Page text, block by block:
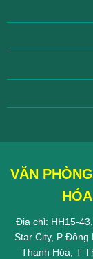
VĂN
HÓA
Địa chỉ: HH15-
Star City, P Đông
Thanh Hóa, T